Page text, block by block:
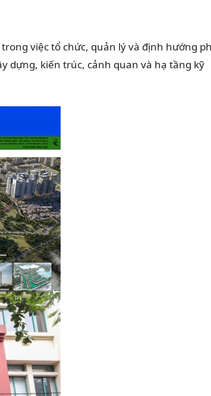
việc tổ chức, quản lý và định hướng
dựng, kiến trúc, cảnh quan và hạ tầng kỹ